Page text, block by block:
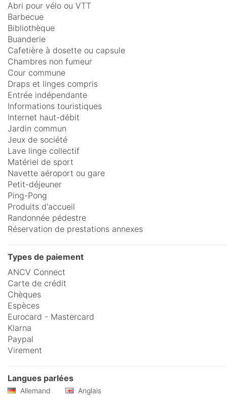
Abri pour vélo ou VTT
Barbecue
Bibliothèque
Buanderie
Cafetière à dosette ou capsule
Chambres non fumeur
Cour commune
Draps et linges compris
Entrée indépendante
Informations touristiques
Internet haut-débit
Jardin commun
Jeux de société
Lave linge collectif
Matériel de sport
Navette aéroport ou gare
Petit-déjeuner
Ping-Pong
Produits d'accueil
Randonnée pédestre
Réservation de prestations annexes
Types de paiement
ANCV Connect
Carte de crédit
Chèques
Espèces
Eurocard - Mastercard
Klarna
Paypal
Virement
Langues parlées
Allemand Anglais